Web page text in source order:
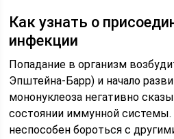
Как узнать о
инфекции
Попадание в организм
Эпштейна-Барр) и начало
мононуклеоза негативно
состоянии иммунной системы.
неспособен бороться с